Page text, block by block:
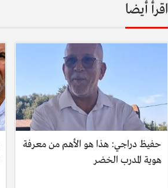
اقرأ أيضا
حفيظ دراجي: هذا هو الأهم من معرفة
هوية المدرب الخضر